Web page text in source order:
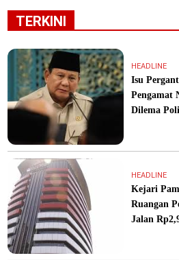
TERKINI
HEADLINE
Isu
Pengamat
Dilema
HEADLINE
Kejari
Ruangan
Jalan